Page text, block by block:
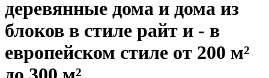
деревянные дома и дома из
блоков в стиле райт и - в
европейском стиле от 200 м²